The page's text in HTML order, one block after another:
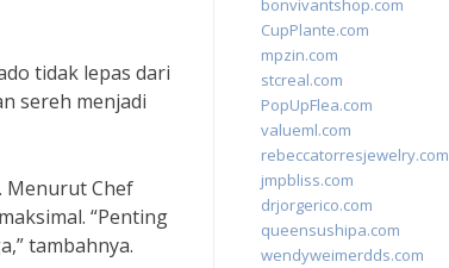
tidak lepas dari
sereh menjadi
Menurut Chef
“Penting
tambahnya.
bonvivantshop.com
CupPlante.com
mpzin.com
stcreal.com
PopUpFlea.com
valueml.com
rebeccatorresjewelry.com
jmpbliss.com
drjorgerico.com
queensushipa.com
wendyweimerdds.com